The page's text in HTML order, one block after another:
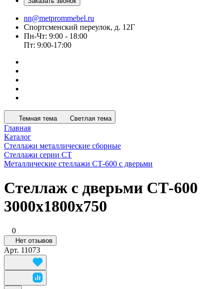
nn@metprommebel.ru
Спортсменский переулок, д. 12Г
Пн-Чт: 9:00 - 18:00
Пт: 9:00-17:00
Темная тема Светлая тема
Главная
Каталог
Стеллажи металлические сборные
Стеллажи серии СТ
Металлические стеллажи СТ-600 с дверьми
Стеллаж с дверьми СТ-600
3000x1800x750
0
Нет отзывов
Арт. 11073